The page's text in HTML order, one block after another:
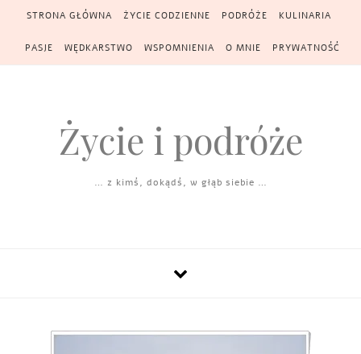
Skip to content
STRONA GŁÓWNA ŻYCIE CODZIENNE PODRÓŻE KULINARIA
PASJE WĘDKARSTWO WSPOMNIENIA O MNIE PRYWATNOŚĆ
Życie i podróże
… z kimś, dokądś, w głąb siebie …